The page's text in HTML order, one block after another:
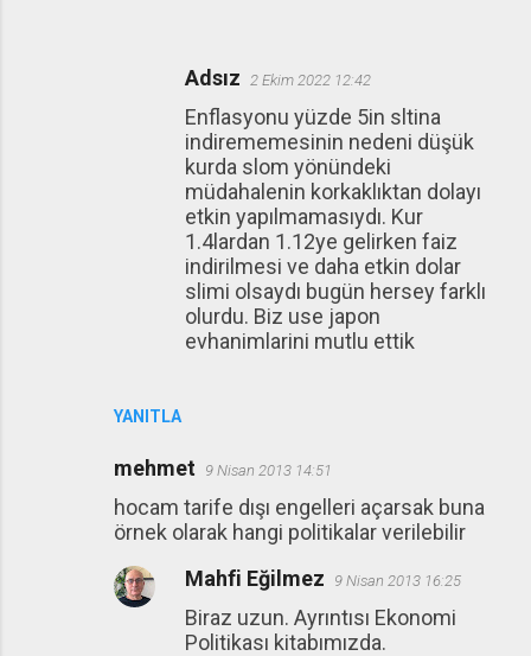
YANITLA
Adsız 2 Ekim 2022 12:42
Enflasyonu yüzde 5in sltina
indirememesinin nedeni düşük
kurda slom yönündeki
müdahalenin korkaklıktan dolayı
etkin yapılmamasıydı. Kur
1.4lardan 1.12ye gelirken faiz
indirilmesi ve daha etkin dolar
slimi olsaydı bugün hersey farklı
olurdu. Biz use japon
evhanimlarini mutlu ettik
mehmet 9 Nisan 2013 14:51
hocam tarife dışı engelleri açarsak buna
örnek olarak hangi politikalar verilebilir
Mahfi Eğilmez 9 Nisan 2013 16:25
Biraz uzun. Ayrıntısı Ekonomi
Politikası kitabımızda.